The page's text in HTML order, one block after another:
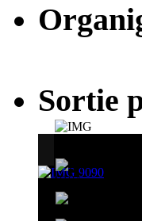
Sortie